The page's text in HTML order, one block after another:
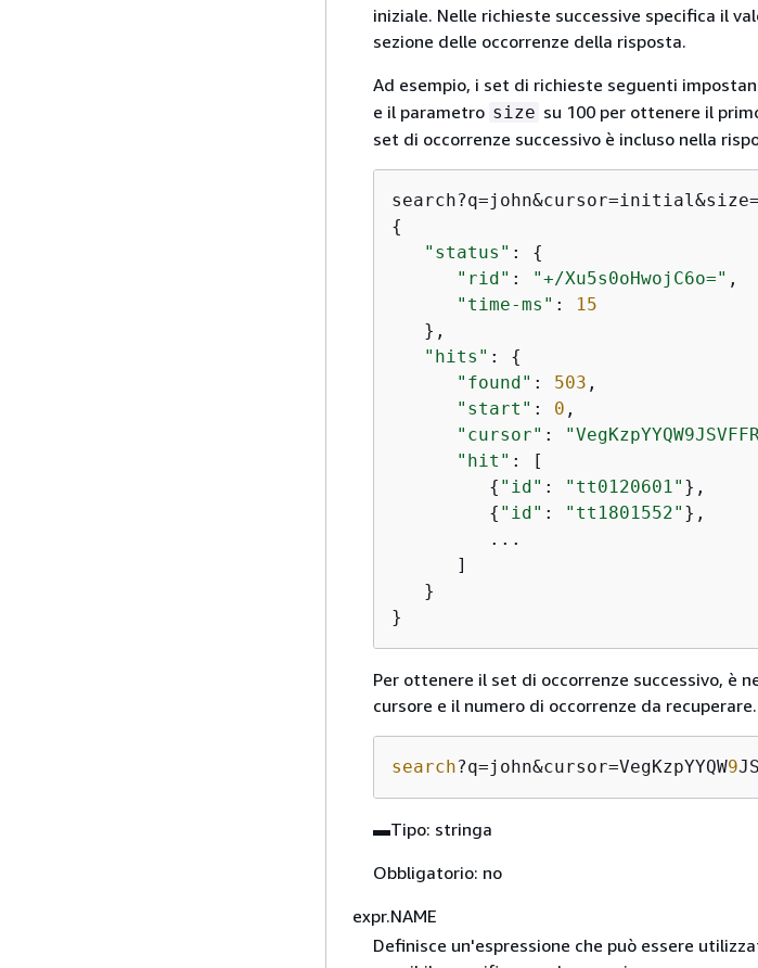
iniziale. Nelle richieste successive specifica il
sezione delle occorrenze della risposta.
Ad esempio, i set di richieste seguenti
e il parametro size su 100 per ottenere il
set di occorrenze successivo è incluso nella
search?q=john&cursor=initial&size=
{
"status" : {
"rid" : "+/Xu5s0oHwojC6o=" ,
"time-ms" :
15
   },
"hits" : {
"found" : 503 ,
"start" : 0 ,
"cursor" :
"hit" : [
{ "id" : "tt0120601" },
{ "id" : "tt1801552" },
         ...
      ]
   }
}
Per ottenere il set di occorrenze successivo, è
cursore e il numero di occorrenze da recuperare.
search?q=john&cursor=VegKzpYYQW9
▬Tipo: stringa
Obbligatorio: no
expr.NAME
Definisce un'espressione che può essere